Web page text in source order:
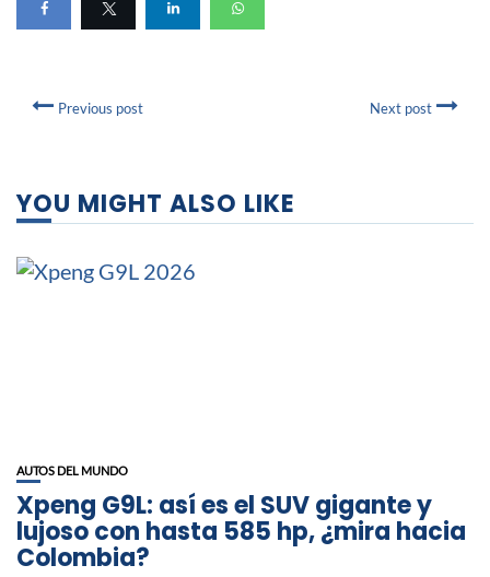
Previous post Next post
YOU MIGHT ALSO LIKE
AUTOS DEL MUNDO
Xpeng G9L: así es el SUV gigante y
lujoso con hasta 585 hp, ¿mira hacia
Colombia?